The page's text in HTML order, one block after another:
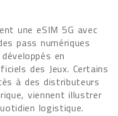
une eSIM 5G avec
pass numériques
en
des Jeux. Certains
à des distributeurs
viennent illustrer
logistique.